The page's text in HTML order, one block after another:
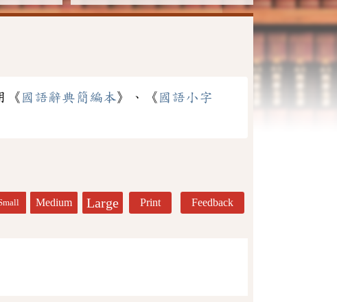
《 國語辭典簡編本》、《 國語小字
Medium Large Print Feedback